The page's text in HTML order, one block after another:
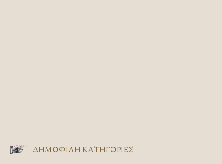
ΔΗΜΟΦΙΛΗ ΚΑΤΗΓΟΡΙΕΣ